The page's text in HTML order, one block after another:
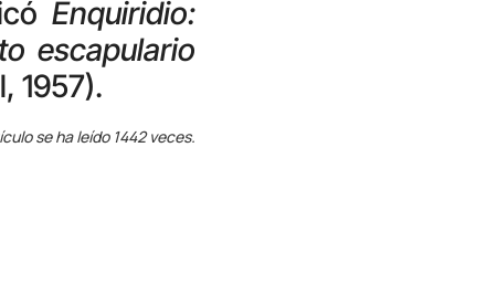
Enquiridio:
escapulario
1957).
se ha leído 1442 veces.